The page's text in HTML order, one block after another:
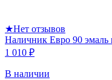
★Нет отзывов
Наличник Евро 90
1 010 ₽
В наличии